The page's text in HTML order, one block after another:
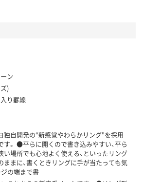
ン
)
り罫線
独自開発の“新感覚やわらかリング"を採用
す。 ●平らに開くので書き込みやすい、平ら
い場所でも心地よく使える、といったリング
ままに、書くときリングに手が当たっても気
ジの端まで書